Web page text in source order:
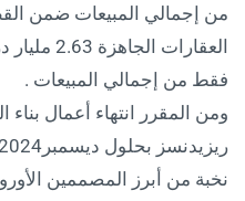
من إجمالي المبيعات ضمن
فقط من إجمالي المبيعات .
ومن المقرر انتهاء أعمال بناء
نخبة من أبرز المصممين